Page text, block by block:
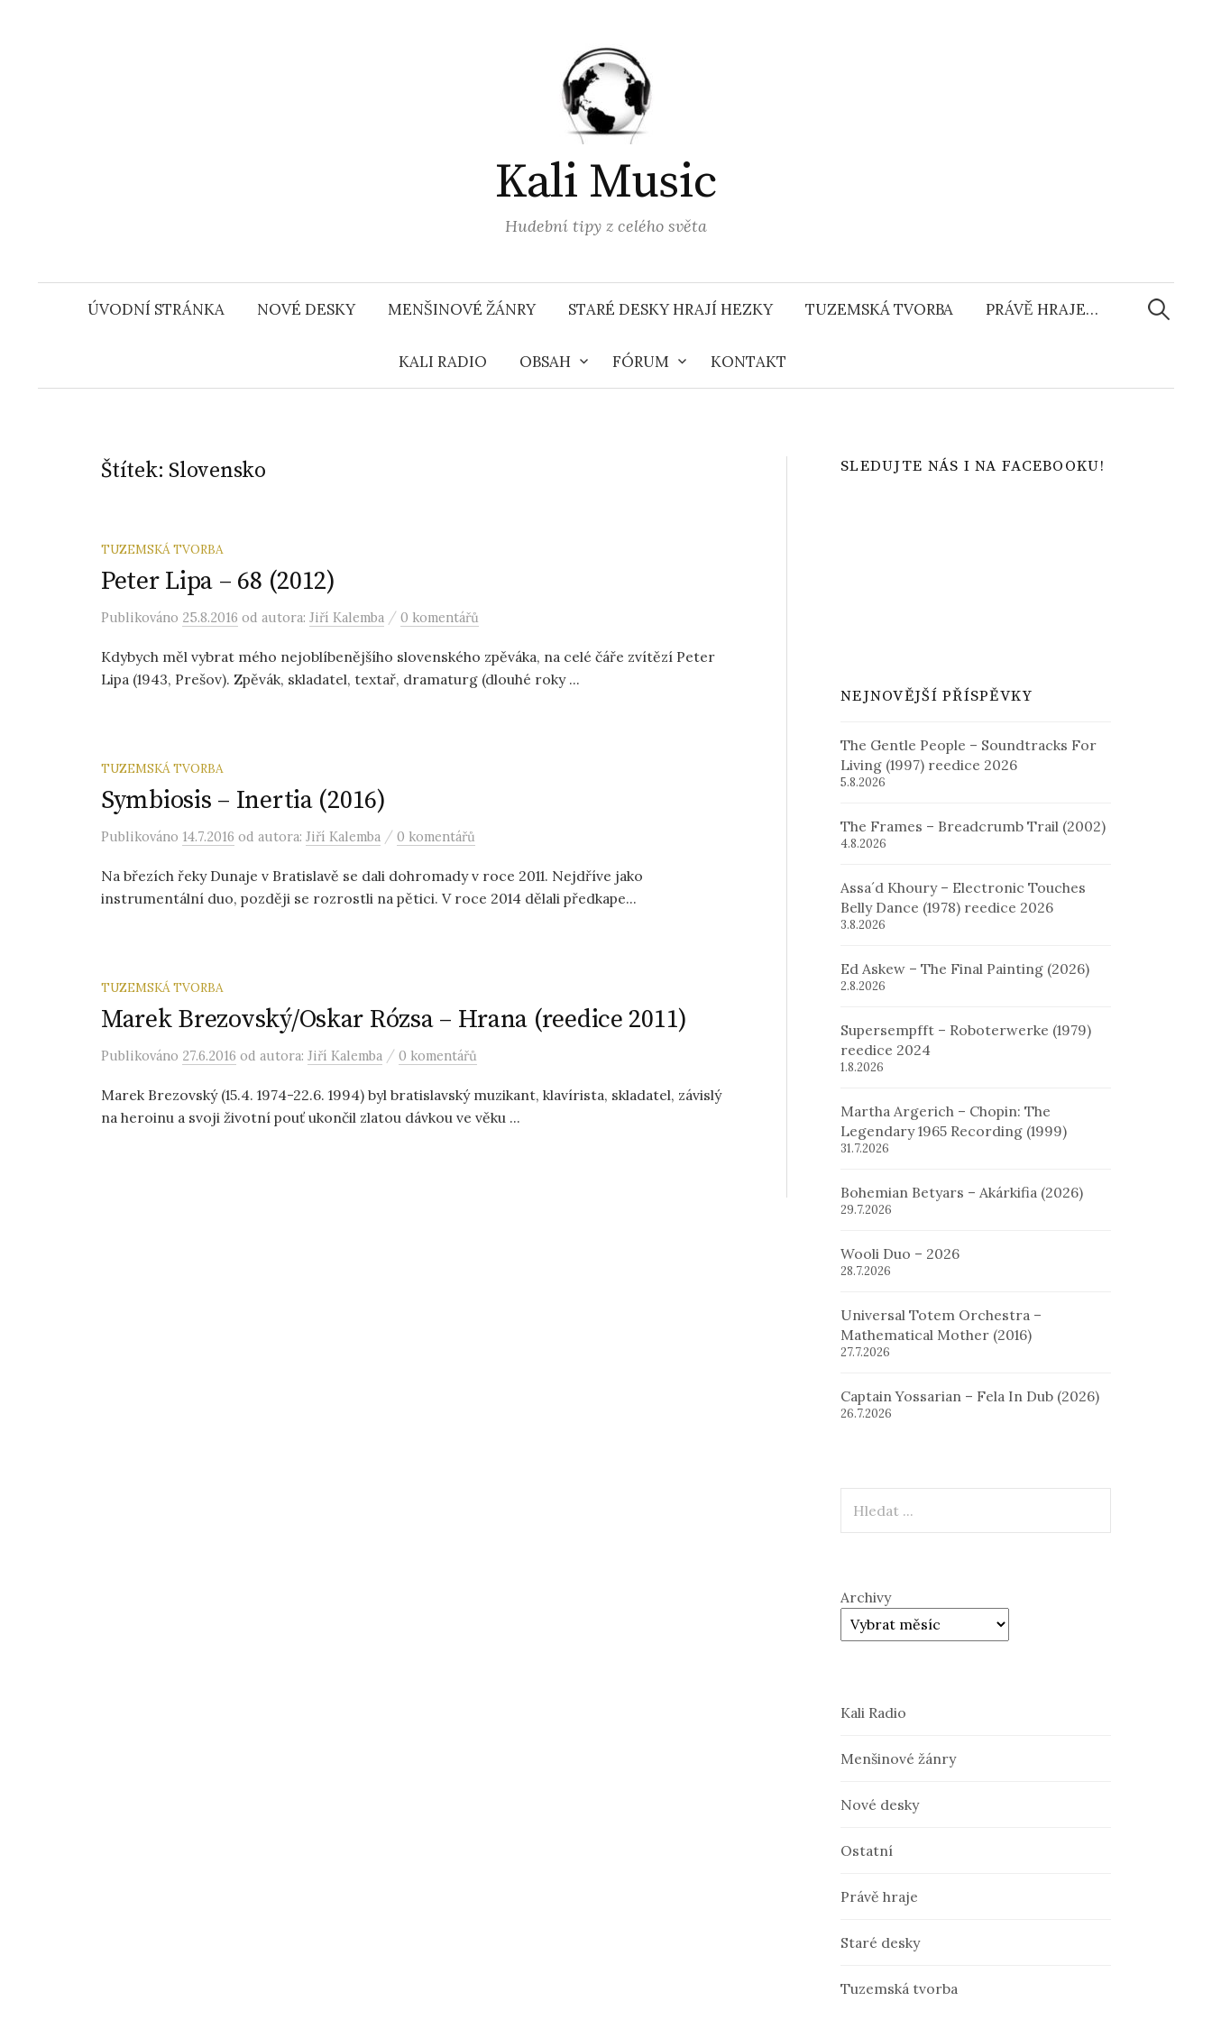
Kali Music
Hudební tipy z celého světa
ÚVODNÍ STRÁNKA NOVÉ DESKY MENŠINOVÉ ŽÁNRY STARÉ DESKY HRAJÍ HEZKY TUZEMSKÁ TVORBA PRÁVĚ HRAJE…
KALI RADIO OBSAH FÓRUM KONTAKT
Štítek: Slovensko
TUZEMSKÁ TVORBA
Peter Lipa – 68 (2012)
Publikováno 25.8.2016 od autora: Jiří Kalemba / 0 komentářů
Kdybych měl vybrat mého nejoblíbenějšího slovenského zpěváka, na celé čáře zvítězí Peter
Lipa (1943, Prešov). Zpěvák, skladatel, textař, dramaturg (dlouhé roky ...
TUZEMSKÁ TVORBA
Symbiosis – Inertia (2016)
Publikováno 14.7.2016 od autora: Jiří Kalemba / 0 komentářů
Na březích řeky Dunaje v Bratislavě se dali dohromady v roce 2011. Nejdříve jako
instrumentální duo, později se rozrostli na pětici. V roce 2014 dělali předkape...
TUZEMSKÁ TVORBA
Marek Brezovský/Oskar Rózsa – Hrana (reedice 2011)
Publikováno 27.6.2016 od autora: Jiří Kalemba / 0 komentářů
Marek Brezovský (15.4. 1974-22.6. 1994) byl bratislavský muzikant, klavírista, skladatel, závislý
na heroinu a svoji životní pouť ukončil zlatou dávkou ve věku ...
SLEDUJTE NÁS I NA FACEBOOKU!
NEJNOVĚJŠÍ PŘÍSPĚVKY
The Gentle People – Soundtracks For
Living (1997) reedice 2026
5.8.2026
The Frames – Breadcrumb Trail (2002)
4.8.2026
Assa´d Khoury – Electronic Touches
Belly Dance (1978) reedice 2026
3.8.2026
Ed Askew – The Final Painting (2026)
2.8.2026
Supersempfft – Roboterwerke (1979)
reedice 2024
1.8.2026
Martha Argerich – Chopin: The
Legendary 1965 Recording (1999)
31.7.2026
Bohemian Betyars – Akárkifia (2026)
29.7.2026
Wooli Duo – 2026
28.7.2026
Universal Totem Orchestra –
Mathematical Mother (2016)
27.7.2026
Captain Yossarian – Fela In Dub (2026)
26.7.2026
Archivy
Kali Radio
Menšinové žánry
Nové desky
Ostatní
Právě hraje
Staré desky
Tuzemská tvorba